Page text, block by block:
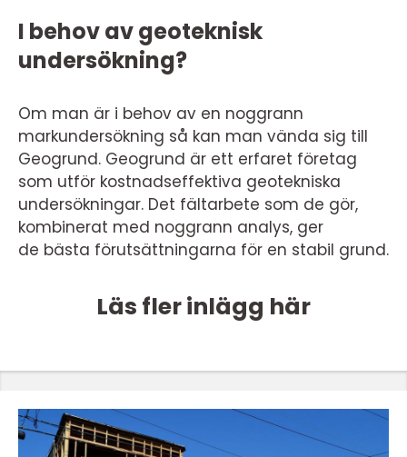
I behov av geoteknisk
undersökning?
Om man är i behov av en noggrann
markundersökning så kan man vända sig till
Geogrund. Geogrund är ett erfaret företag
som utför kostnadseffektiva geotekniska
undersökningar. Det fältarbete som de gör,
kombinerat med noggrann analys, ger
de bästa förutsättningarna för en stabil grund.
Läs fler inlägg här